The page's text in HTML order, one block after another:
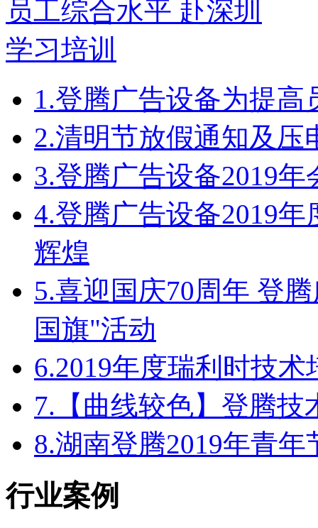
1.登腾广告设备为提高
2.清明节放假通知及压
3.登腾广告设备2019
4.登腾广告设备2019
辉煌
5.喜迎国庆70周年 登
国旗"活动
6.2019年度瑞利时技
7. 【曲线较色】登腾
8.湖南登腾2019年青
行业案例